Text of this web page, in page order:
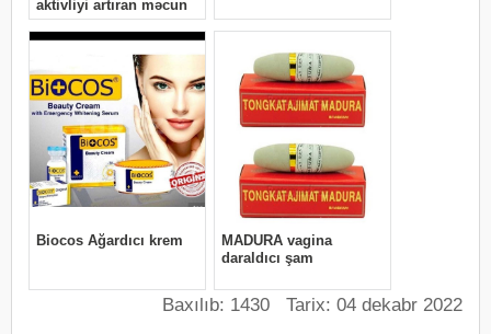
Baxılıb: 1430 Tarix: 04 dekabr 2022